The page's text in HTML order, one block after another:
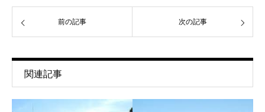
前の記事 次の記事
関連記事